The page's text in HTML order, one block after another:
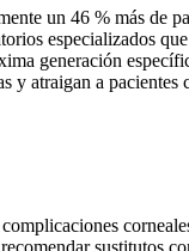
un 46 % más de
especializados
generación
atraigan a